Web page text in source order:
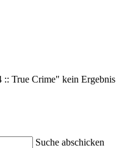
:: True Crime" kein Ergebnis
Suche abschicken